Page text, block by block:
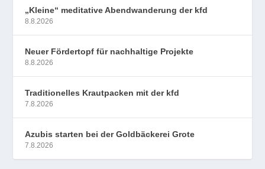
„Kleine“ meditative Abendwanderung der kfd
8.8.2026
Neuer Fördertopf für nachhaltige Projekte
8.8.2026
Traditionelles Krautpacken mit der kfd
7.8.2026
Azubis starten bei der Goldbäckerei Grote
7.8.2026